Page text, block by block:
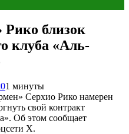
близок
клуба «Аль-
01 минуты
Серхио Рико намерен
свой контракт
Об этом сообщает
X.